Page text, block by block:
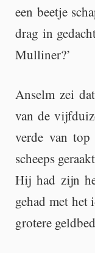
een beet­je
drag in
Mul­li­ner?’
An­selm zei
van de
ver­de van
scheeps
Hij had zijn
gehad met het
gro­te­re